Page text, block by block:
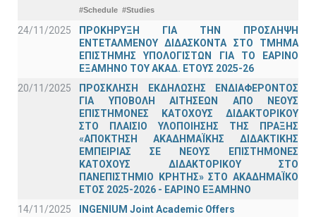
#Schedule #Studies
24/11/2025
ΠΡΟΚΗΡΥΞΗ ΓΙΑ ΤΗΝ ΠΡΟΣΛΗΨΗ
ΕΝΤΕΤΑΛΜΕΝΟΥ ΔΙΔΑΣΚΟΝΤΑ ΣΤΟ ΤΜΗΜΑ
ΕΠΙΣΤΗΜΗΣ ΥΠΟΛΟΓΙΣΤΩΝ ΓΙΑ ΤΟ ΕΑΡΙΝΟ
ΕΞΑΜΗΝΟ ΤΟΥ ΑΚΑΔ. ΕΤΟΥΣ 2025-26
20/11/2025
ΠΡΟΣΚΛΗΣΗ ΕΚΔΗΛΩΣΗΣ ΕΝΔΙΑΦΕΡΟΝΤΟΣ
ΓΙΑ ΥΠΟΒΟΛΗ ΑΙΤΗΣΕΩΝ ΑΠΟ ΝΕΟΥΣ
ΕΠΙΣΤΗΜΟΝΕΣ ΚΑΤΟΧΟΥΣ ΔΙΔΑΚΤΟΡΙΚΟΥ
ΣΤΟ ΠΛΑΙΣΙΟ ΥΛΟΠΟΙΗΣΗΣ ΤΗΣ ΠΡΑΞΗΣ
«ΑΠΟΚΤΗΣΗ ΑΚΑΔΗΜΑΪΚΗΣ ΔΙΔΑΚΤΙΚΗΣ
ΕΜΠΕΙΡΙΑΣ ΣΕ ΝΕΟΥΣ ΕΠΙΣΤΗΜΟΝΕΣ
ΚΑΤΟΧΟΥΣ ΔΙΔΑΚΤΟΡΙΚΟΥ ΣΤΟ
ΠΑΝΕΠΙΣΤΗΜΙΟ ΚΡΗΤΗΣ» ΣΤΟ ΑΚΑΔΗΜΑΪΚΟ
ΕΤΟΣ 2025-2026 - ΕΑΡΙΝΟ ΕΞΑΜΗΝΟ
14/11/2025
INGENIUM Joint Academic Offers